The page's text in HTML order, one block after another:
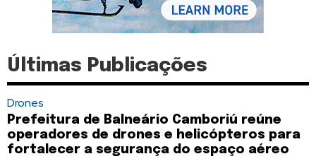
Últimas Publicações
Drones
Prefeitura de Balneário Camboriú reúne
operadores de drones e helicópteros para
fortalecer a segurança do espaço aéreo